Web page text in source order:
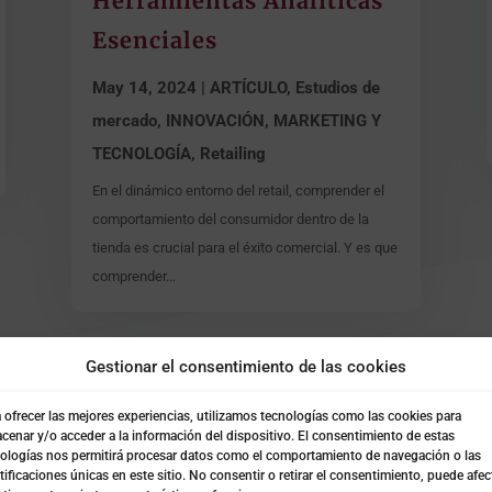
Gestionar el consentimiento de las cookies
ofrecer las mejores experiencias, utilizamos tecnologías como las cookies para
y/o acceder a la información del dispositivo. El consentimiento de estas
nos permitirá procesar datos como el comportamiento de navegación o las
únicas en este sitio. No consentir o retirar el consentimiento, puede
Esenciales
May 14, 2024 ARTÍCULO, Estudios de
mercado,
INNOVACIÓN, MARKETING Y
TECNOLOGÍA, Retailing
En el dinámico entorno del retail, comprender el
comportamiento del consumidor dentro de la
tienda es crucial para el éxito comercial. Y es que
comprender...
+ INFORMACIÓN O